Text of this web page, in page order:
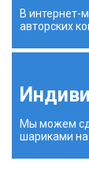
В интернет-
авторских
Мы можем
шариками на